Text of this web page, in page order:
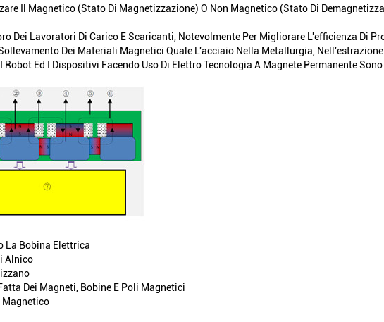
Il Magnetico (stato Di Magnetizzazione) O Non Magnetico (stato Di
Dei Lavoratori Di Carico E Scaricanti, Notevolmente Per Migliorare L'efficienza Di
Dei Materiali Magnetici Quale L'acciaio Nella Metallurgia,
Ed I Dispositivi Facendo Uso Di Elettro Tecnologia A Magnete Permanente
La Bobina Elettrica
Alnico
Dei Magneti, Bobine E Poli Magnetici
Magnetico